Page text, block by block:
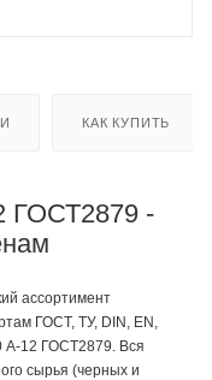
КАК КУПИТЬ
ГОСТ2879 -
ассортимент
ГОСТ, ТУ, DIN, EN,
А-12 ГОСТ2879. Вся
сырья (черных и